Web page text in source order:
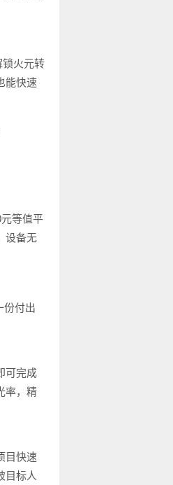
锁火元转
能快速
等值平
设备无
份付出
可完成
率，精
目快速
目标人